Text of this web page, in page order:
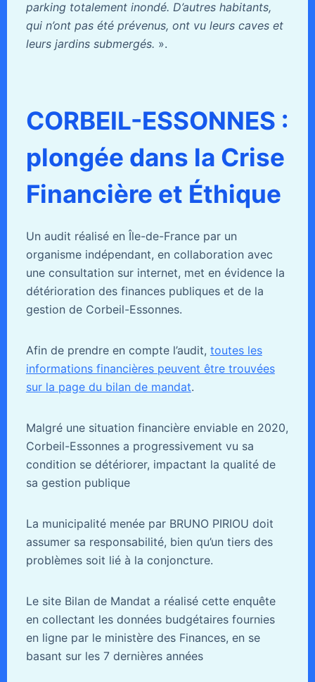
parking totalement inondé. D’autres habitants,
qui n’ont pas été prévenus, ont vu leurs caves et
leurs jardins submergés. ».
CORBEIL-ESSONNES :
plongée dans la Crise
Financière et Éthique
Un audit réalisé en Île-de-France par un
organisme indépendant, en collaboration avec
une consultation sur internet, met en évidence la
détérioration des finances publiques et de la
gestion de Corbeil-Essonnes.
Afin de prendre en compte l’audit, toutes les
informations financières peuvent être trouvées
sur la page du bilan de mandat.
Malgré une situation financière enviable en 2020,
Corbeil-Essonnes a progressivement vu sa
condition se détériorer, impactant la qualité de
sa gestion publique
La municipalité menée par BRUNO PIRIOU doit
assumer sa responsabilité, bien qu’un tiers des
problèmes soit lié à la conjoncture.
Le site Bilan de Mandat a réalisé cette enquête
en collectant les données budgétaires fournies
en ligne par le ministère des Finances, en se
basant sur les 7 dernières années